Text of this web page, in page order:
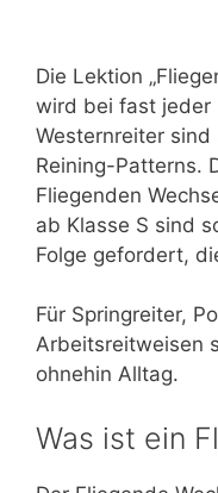
Die Lektion
wird bei fast jeder
Westernreiter sind
Reining-Patterns.
Fliegenden
ab Klasse S sind
Folge gefordert,
Für Springreiter,
Arbeitsreitweisen
ohnehin Alltag.
Was ist ein